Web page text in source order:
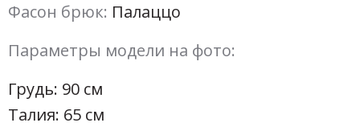
Фасон брюк: Палаццо
Параметры модели на фото:
Грудь: 90 см
Талия: 65 см